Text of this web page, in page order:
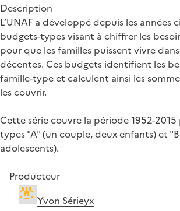
Description
L’UNAF a développé depuis les années
budgets-types visant à chiffrer les
pour que les familles puissent vivre
décentes. Ces budgets identifient les
famille-type et calculent ainsi les
les couvrir.
Cette série couvre la période 1952-
types "A" (un couple, deux enfants) et
adolescents).
Producteur
Yvon Sérieyx